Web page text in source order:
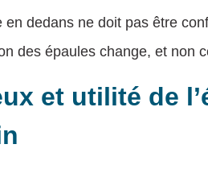
en dedans ne doit pas être
des épaules change, et non
et utilité de